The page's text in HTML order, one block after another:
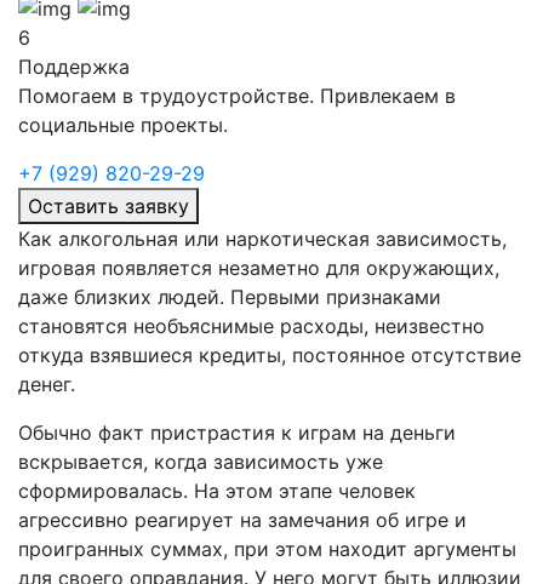
6
Поддержка
Помогаем в трудоустройстве. Привлекаем в
социальные проекты.
+7 (929) 820-29-29
Оставить заявку
Как алкогольная или наркотическая зависимость,
игровая появляется незаметно для окружающих,
даже близких людей. Первыми признаками
становятся необъяснимые расходы, неизвестно
откуда взявшиеся кредиты, постоянное отсутствие
денег.
Обычно факт пристрастия к играм на деньги
вскрывается, когда зависимость уже
сформировалась. На этом этапе человек
агрессивно реагирует на замечания об игре и
проигранных суммах, при этом находит аргументы
для своего оправдания. У него могут быть иллюзии